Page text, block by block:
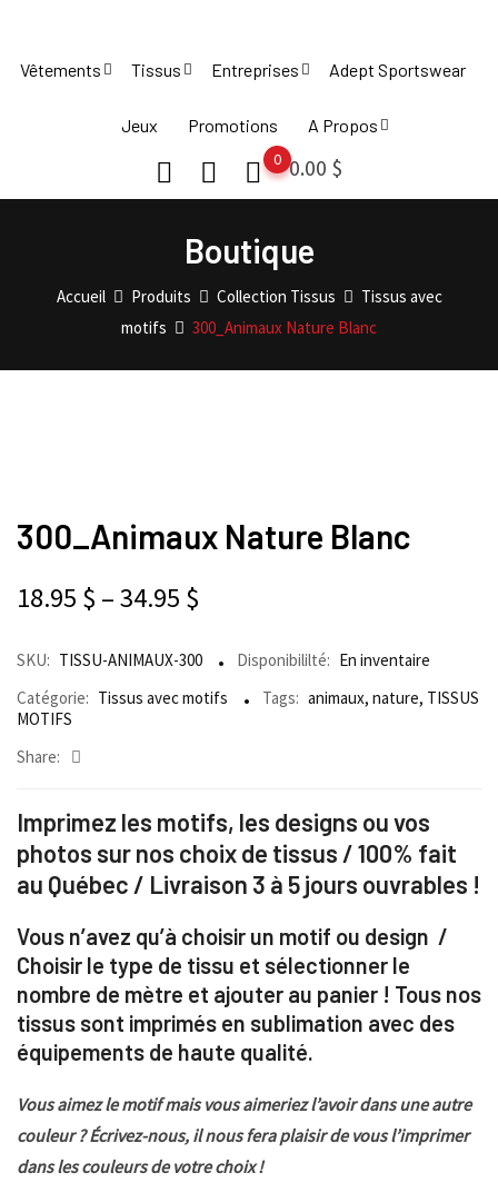
content
Vêtements Tissus Entreprises Adept Sportswear
Jeux Promotions A Propos
0.00 $
0
Boutique
Accueil Produits Collection Tissus
Tissus avec
motifs
300_Animaux Nature Blanc
300_Animaux Nature Blanc
18.95 $ –34.95 $
SKU: TISSU-ANIMAUX-300 Disponibililté: En inventaire
Catégorie: Tissus avec motifs Tags: animaux, nature, TISSUS
MOTIFS
Share:
Imprimez les motifs, les designs ou vos
photos sur nos choix de tissus / 100% fait
au Québec / Livraison 3 à 5 jours ouvrables !
Vous n’avez qu’à choisir un motif ou design /
Choisir le type de tissu et sélectionner le
nombre de mètre et ajouter au panier ! Tous nos
tissus sont imprimés en sublimation avec des
équipements de haute qualité.
Vous aimez le motif mais vous aimeriez l’avoir dans une autre
couleur ? Écrivez-nous, il nous fera plaisir de vous l’imprimer
dans les couleurs de votre choix !